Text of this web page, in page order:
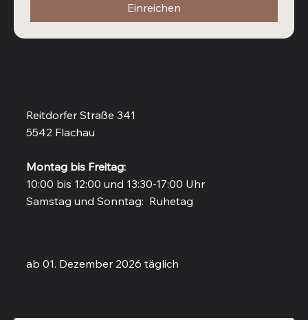
Reitdorfer Straße 341
5542 Flachau
Montag bis Freitag:
10:00 bis 12:00 und 13:30-17:00 Uhr
Samstag und Sonntag: Ruhetag
ab 01. Dezember 2026 täglich
Einreichen